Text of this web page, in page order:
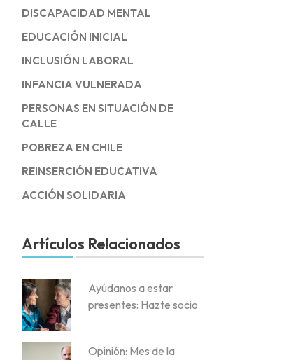
DISCAPACIDAD MENTAL
EDUCACIÓN INICIAL
INCLUSIÓN LABORAL
INFANCIA VULNERADA
PERSONAS EN SITUACIÓN DE
CALLE
POBREZA EN CHILE
REINSERCIÓN EDUCATIVA
ACCIÓN SOLIDARIA
Artículos Relacionados
Ayúdanos a estar
presentes: Hazte socio
Opinión: Mes de la